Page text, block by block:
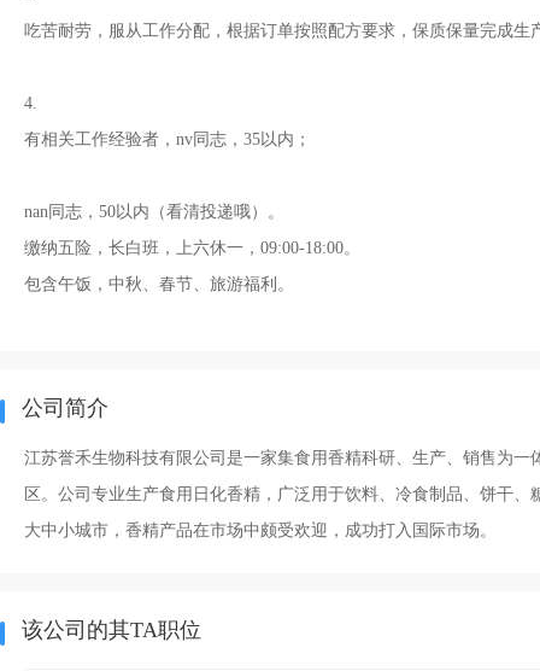
吃苦耐劳，服从工作分配，根据订单按照配方要求，保质保量完成生
4.
有相关工作经验者，nv同志，35以内；
nan同志，50以内（看清投递哦）。
缴纳五险，长白班，上六休一，09:00-18:00。
包含午饭，中秋、春节、旅游福利。
公司简介
江苏誉禾生物科技有限公司是一家集食用香精科研、生产、销售为
区。公司专业生产食用日化香精，广泛用于饮料、冷食制品、饼干
大中小城市，香精产品在市场中颇受欢迎，成功打入国际市场。
该公司的其TA职位